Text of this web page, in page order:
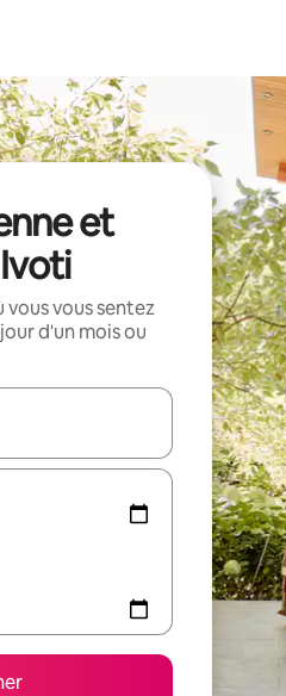
et
vous sentez
d'un mois ou
utilisez les flèches vers le haut et